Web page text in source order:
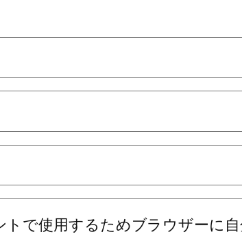
トで使用するためブラウザーに